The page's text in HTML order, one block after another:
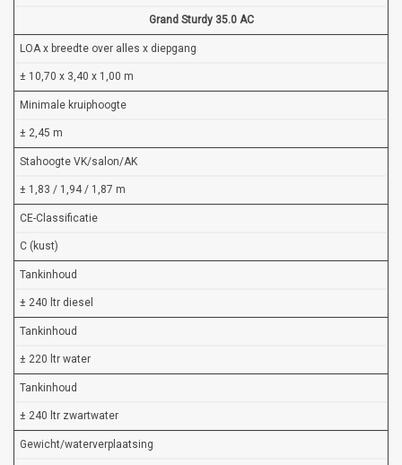
Grand Sturdy 35.0 AC
LOA x breedte over alles x diepgang
± 10,70 x 3,40 x 1,00 m
Minimale kruiphoogte
± 2,45 m
Stahoogte VK/salon/AK
± 1,83 / 1,94 / 1,87 m
CE-Classificatie
C (kust)
Tankinhoud
± 240 ltr diesel
Tankinhoud
± 220 ltr water
Tankinhoud
± 240 ltr zwartwater
Gewicht/waterverplaatsing